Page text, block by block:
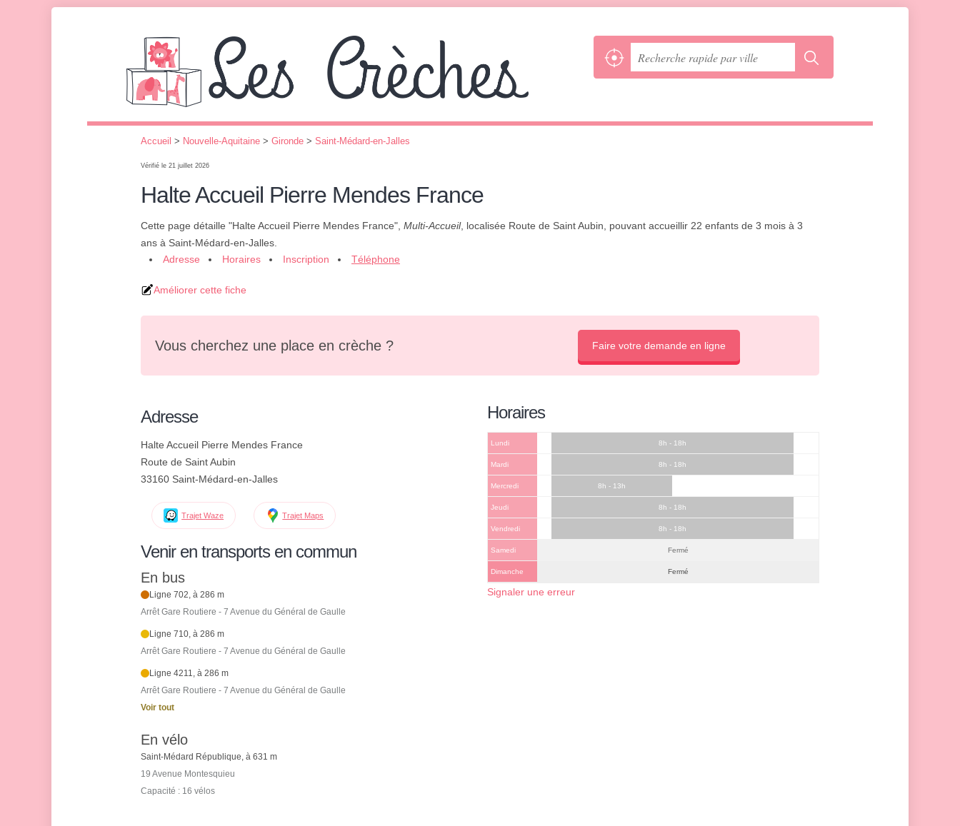
Accueil > Nouvelle-Aquitaine > Gironde > Saint-Médard-en-Jalles
Vérifié le 21 juillet 2026
Halte Accueil Pierre Mendes France
Cette page détaille "Halte Accueil Pierre Mendes France", Multi-Accueil, localisée Route de Saint Aubin, pouvant accueillir 22 enfants de 3 mois à 3
ans à Saint-Médard-en-Jalles.
Adresse
Horaires Inscription Téléphone
Améliorer cette fiche
Vous cherchez une place en crèche ? Faire votre demande en ligne
Adresse
Halte Accueil Pierre Mendes France
Route de Saint Aubin
33160 Saint-Médard-en-Jalles
Trajet Waze Trajet Maps
Venir en transports en commun
En bus
Ligne 702, à 286 m
Arrêt Gare Routiere - 7 Avenue du Général de Gaulle
Ligne 710, à 286 m
Arrêt Gare Routiere - 7 Avenue du Général de Gaulle
Ligne 4211, à 286 m
Arrêt Gare Routiere - 7 Avenue du Général de Gaulle
Voir tout
En vélo
Saint-Médard République, à 631 m
19 Avenue Montesquieu
Capacité : 16 vélos
Horaires
Lundi 8h - 18h
Mardi 8h - 18h
Mercredi 8h - 13h
Jeudi 8h - 18h
Vendredi 8h - 18h
Samedi Fermé
Dimanche Fermé
Signaler une erreur